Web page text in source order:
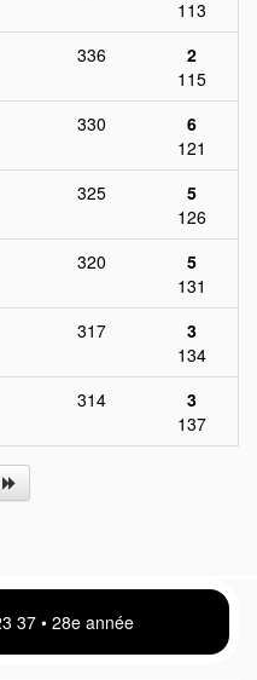
113
336
2
115
330
6
121
325
5
126
320
5
131
317
3
134
314
3
137
• 28e année